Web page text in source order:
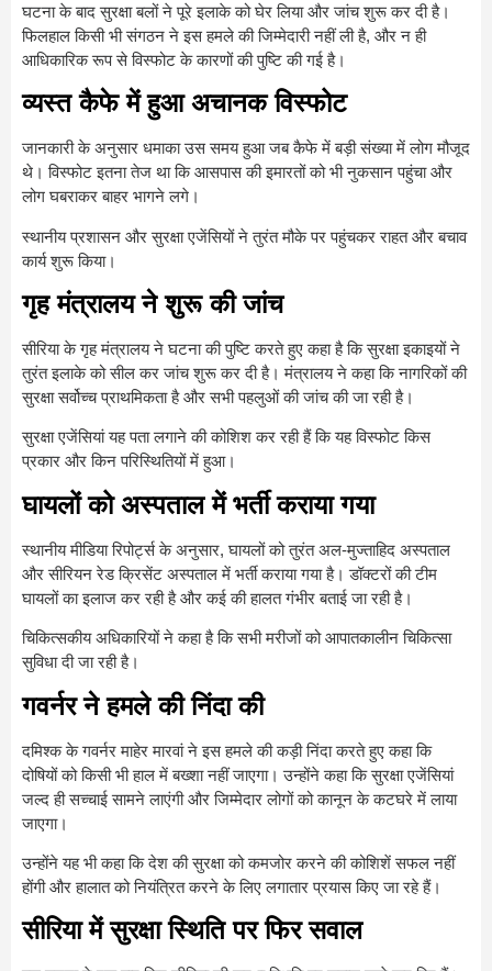
घटना के बाद सुरक्षा बलों ने पूरे इलाके को घेर लिया और जांच शुरू कर दी है।
फिलहाल किसी भी संगठन ने इस हमले की जिम्मेदारी नहीं ली है, और न ही
आधिकारिक रूप से विस्फोट के कारणों की पुष्टि की गई है।
व्यस्त कैफे में हुआ अचानक विस्फोट
जानकारी के अनुसार धमाका उस समय हुआ जब कैफे में बड़ी संख्या में लोग मौजूद
थे। विस्फोट इतना तेज था कि आसपास की इमारतों को भी नुकसान पहुंचा और
लोग घबराकर बाहर भागने लगे।
स्थानीय प्रशासन और सुरक्षा एजेंसियों ने तुरंत मौके पर पहुंचकर राहत और बचाव
कार्य शुरू किया।
गृह मंत्रालय ने शुरू की जांच
सीरिया के गृह मंत्रालय ने घटना की पुष्टि करते हुए कहा है कि सुरक्षा इकाइयों ने
तुरंत इलाके को सील कर जांच शुरू कर दी है। मंत्रालय ने कहा कि नागरिकों की
सुरक्षा सर्वोच्च प्राथमिकता है और सभी पहलुओं की जांच की जा रही है।
सुरक्षा एजेंसियां यह पता लगाने की कोशिश कर रही हैं कि यह विस्फोट किस
प्रकार और किन परिस्थितियों में हुआ।
घायलों को अस्पताल में भर्ती कराया गया
स्थानीय मीडिया रिपोर्ट्स के अनुसार, घायलों को तुरंत अल-मुज्ताहिद अस्पताल
और सीरियन रेड क्रिसेंट अस्पताल में भर्ती कराया गया है। डॉक्टरों की टीम
घायलों का इलाज कर रही है और कई की हालत गंभीर बताई जा रही है।
चिकित्सकीय अधिकारियों ने कहा है कि सभी मरीजों को आपातकालीन चिकित्सा
सुविधा दी जा रही है।
गवर्नर ने हमले की निंदा की
दमिश्क के गवर्नर माहेर मारवां ने इस हमले की कड़ी निंदा करते हुए कहा कि
दोषियों को किसी भी हाल में बख्शा नहीं जाएगा। उन्होंने कहा कि सुरक्षा एजेंसियां
जल्द ही सच्चाई सामने लाएंगी और जिम्मेदार लोगों को कानून के कटघरे में लाया
जाएगा।
उन्होंने यह भी कहा कि देश की सुरक्षा को कमजोर करने की कोशिशें सफल नहीं
होंगी और हालात को नियंत्रित करने के लिए लगातार प्रयास किए जा रहे हैं।
सीरिया में सुरक्षा स्थिति पर फिर सवाल